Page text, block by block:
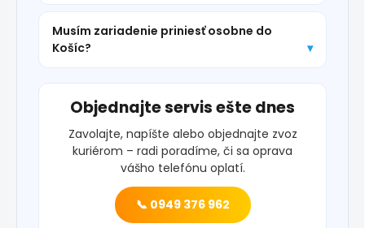
Musím zariadenie priniesť osobne do
Košíc?
Objednajte servis ešte dnes
Zavolajte, napíšte alebo objednajte zvoz
kuriérom – radi poradíme, či sa oprava
vášho telefónu oplatí.
📞 0949 376 962